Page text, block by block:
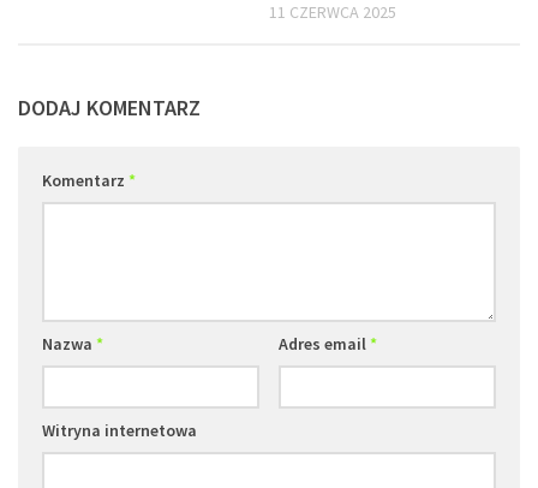
11 CZERWCA 2025
DODAJ KOMENTARZ
Komentarz *
Nazwa * Adres email*
Witryna internetowa